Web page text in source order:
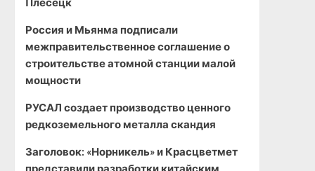
Россия и Мьянма подписали
межправительственное соглашение о
строительстве атомной станции малой
мощности
РУСАЛ создает производство ценного
редкоземельного металла скандия
Заголовок: «Норникель» и Красцветмет
представили разработки китайским